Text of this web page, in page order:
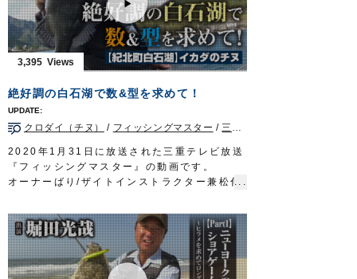
■使用アイテム
鈎…速手グレ、ザ・ROCK、身軽グレ
ハリス…ザイト・磯フロロ
釣り時季 サガテレビ毎週日曜日朝5時30分
～6時放送https://turitoki.com/
オーナーばりwebsite
http://www.owner.co.jp
3,395
絶好調の白石湖で数&型を求めて！
クロダイ（チヌ） / フィッシングマスター / 三重県
2020年1月31日に放送された三重テレビ放送
『フィッシングマスター』の動画です。
オーナーばり/ザイトインストラクター兼松伸
ます。
■使用アイテム…ライン/ザイト・筏かかり3
号、鈎/ウルトラ競技チヌ3号
■取材協力…紀北町白石湖/ロッジ山水様
フィッシングマスター 三重テレビ放送 毎